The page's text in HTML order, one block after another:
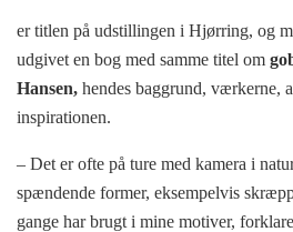
er titlen på udstillingen i Hjørring, og
udgivet en bog med samme titel om
Hansen, hendes baggrund, værkerne,
inspirationen.
– Det er ofte på ture med kamera i
spændende former, eksempelvis
gange har brugt i mine motiver,